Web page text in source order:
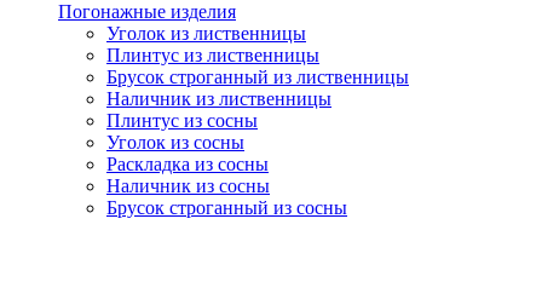
Погонажные изделия
Уголок из лиственницы
Плинтус из лиственницы
Брусок строганный из лиственницы
Наличник из лиственницы
Плинтус из сосны
Уголок из сосны
Раскладка из сосны
Наличник из сосны
Брусок строганный из сосны